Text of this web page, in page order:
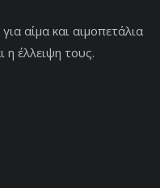
αίμα και αιμοπετάλια
η έλλειψη τους.